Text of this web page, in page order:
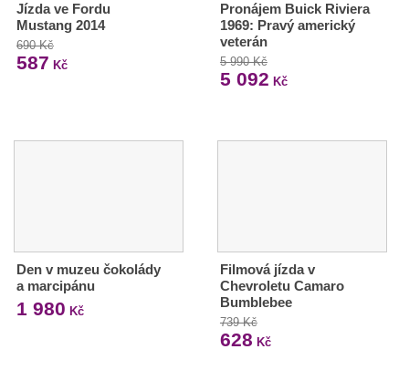
Jízda ve Fordu
Mustang 2014
690 Kč
587 Kč
Pronájem Buick Riviera
1969: Pravý americký
veterán
5 990 Kč
5 092 Kč
Den v muzeu čokolády
a marcipánu
1 980 Kč
Filmová jízda v
Chevroletu Camaro
Bumblebee
739 Kč
628 Kč